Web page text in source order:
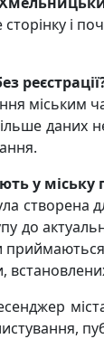
сторінку і
міським
даних
у міську
створена
до